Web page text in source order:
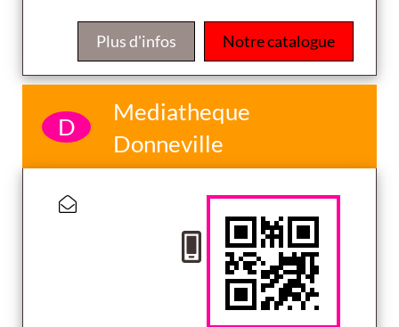
Notre catalogue
Plus d'infos
D
Mediatheque
Donneville